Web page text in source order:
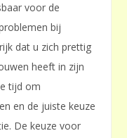
voor de
bij
dat u zich prettig
heeft in zijn
tijd om
en de juiste keuze
De keuze voor